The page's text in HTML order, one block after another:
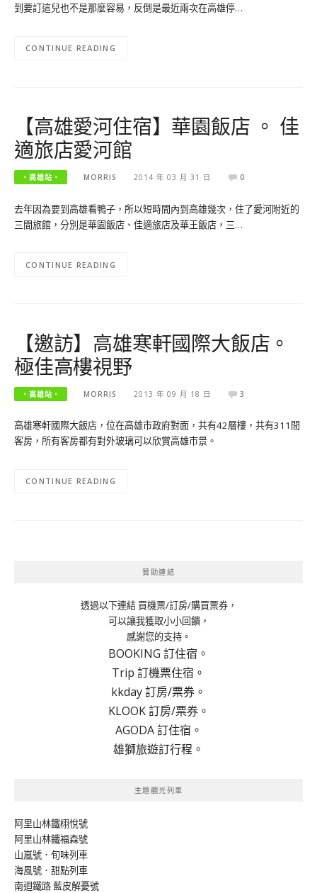
到要訂這兒也不是那麼容易，反倒是最近兩次在高雄停…
CONTINUE READING
【高雄愛河住宿】華園飯店 。 佳
適旅店愛河館
‧高雄站‧ MORRIS 2014 年 03 月 31 日 0
去年因為要到高雄看鴨子，所以短時間內到高雄幾次，住了愛河附近的
三間旅館，分別是華園飯店、佳適旅店及華王飯店，三…
CONTINUE READING
【邀訪】高雄寒軒國際大飯店。
極佳高樓視野
‧高雄站‧ MORRIS 2013 年 09 月 18 日 3
高雄寒軒國際大飯店，位在高雄市政府對面，共有42層樓，共有311間
客房，所有客房都有對外玻璃可以欣賞高雄市景。
CONTINUE READING
贊助連結
透過以下連結 買機票/訂房/購買票券，
可以讓我獲取小小回饋，
感謝您的支持。
BOOKING 訂住宿。
Trip 訂機票住宿。
kkday 訂房/票券。
KLOOK 訂房/票券。
AGODA 訂住宿。
雄獅旅遊訂行程。
主題觀光列車
阿里山林鐵栩悅號
阿里山林鐵福森號
山嵐號．旬味列車
海風號．甜點列車
南迴鐵路 藍皮解憂號